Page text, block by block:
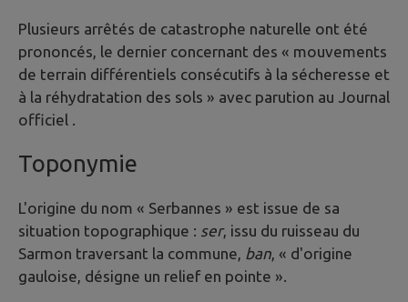
Plusieurs arrêtés de catastrophe naturelle ont été
prononcés, le dernier concernant des « mouvements
de terrain différentiels consécutifs à la sécheresse et
à la réhydratation des sols » avec parution au Journal
officiel .
Toponymie
L'origine du nom « Serbannes » est issue de sa
situation topographique : ser, issu du ruisseau du
Sarmon traversant la commune, ban, « d'origine
gauloise, désigne un relief en pointe ».